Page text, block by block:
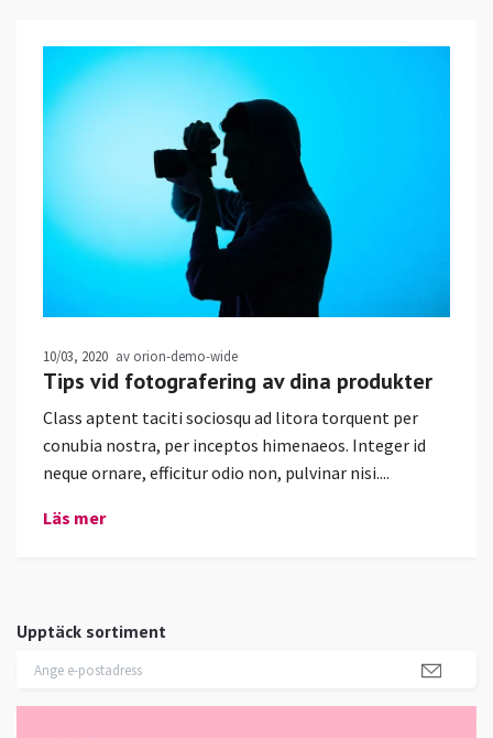
Upptäck sortiment
10/03, 2020 av orion-demo-wide
Tips vid fotografering av dina produkter
Class aptent taciti sociosqu ad litora torquent per
conubia nostra, per inceptos himenaeos. Integer id
neque ornare, efficitur odio non, pulvinar nisi....
Läs mer